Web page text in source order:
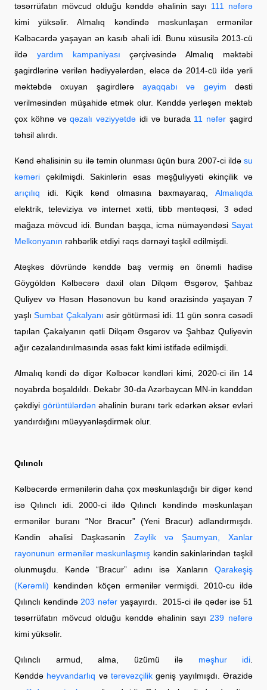
təsərrüfatın mövcud olduğu kənddə əhalinin sayı 111 nəfərə
kimi yüksəlir. Almalıq kəndində məskunlaşan ermənilər
Kəlbəcərdə yaşayan ən kasıb əhali idi. Bunu xüsusilə 2013-cü
ildə yardım kampaniyası çərçivəsində Almalıq məktəbi
şagirdlərinə verilən hədiyyələrdən, eləcə də 2014-cü ildə yerli
məktəbdə oxuyan şagirdlərə ayaqqabı və geyim dəsti
verilməsindən müşahidə etmək olur. Kənddə yerləşən məktəb
çox köhnə vəqəzalı vəziyyətdə idi və burada 11 nəfər şagird
təhsil alırdı.
Kənd əhalisinin su ilə təmin olunması üçün bura 2007-ci ildə su
kəməri çəkilmişdi. Sakinlərin əsas məşğuliyyəti əkinçilik və
arıçılıq idi. Kiçik kənd olmasına baxmayaraq, Almalıqda
elektrik, televiziya və internet xətti, tibb məntəqəsi, 3 ədəd
mağaza mövcud idi. Bundan başqa, icma nümayəndəsi Sayat
Melkonyanın rəhbərlik etdiyi rəqs dərnəyi təşkil edilmişdi.
Atəşkəs dövründə kənddə baş vermiş ən önəmli hadisə
Göygöldən Kəlbəcərə daxil olan Dilqəm Əsgərov, Şahbaz
Quliyev və Həsən Həsənovun bu kənd ərazisində yaşayan 7
yaşlıSumbat Çakalyanı əsir götürməsi idi. 11 gün sonra cəsədi
tapılan Çakalyanın qətli Dilqəm Əsgərov və Şahbaz Quliyevin
ağır cəzalandırılmasında əsas fakt kimi istifadə edilmişdi.
Almalıq kəndi də digər Kəlbəcər kəndləri kimi, 2020-ci ilin 14
noyabrda boşaldıldı. Dekabr 30-da Azərbaycan MN-in kənddən
çəkdiyi görüntülərdən əhalinin buranı tərk edərkən əksər evləri
yandırdığını müəyyənləşdirmək olur.
Qılınclı
Kəlbəcərdə ermənilərin daha çox məskunlaşdığı bir digər kənd
isə Qılınclı idi. 2000-ci ildə Qılınclı kəndində məskunlaşan
ermənilər buranı “Nor Bracur” (Yeni Bracur) adlandırmışdı.
Kəndin əhalisi Daşkəsənin Zəylik və Şaumyan, Xanlar
rayonunun ermənilər məskunlaşmış kəndin sakinlərindən təşkil
olunmuşdu. Kəndə “Bracur” adını isə Xanların Qarakeşiş
(Kərəmli) kəndindən köçən ermənilər vermişdi. 2010-cu ildə
Qılınclı kəndində 203 nəfər yaşayırdı. 2015-ci ilə qədər isə 51
təsərrüfatın mövcud olduğu kənddə əhalinin sayı 239 nəfərə
kimi yüksəlir.
Qılınclı armud, alma, üzümü ilə məşhur idi
Kənddə heyvandarlıq vətərəvəzçilik geniş yayılmışdı. Ərazidə